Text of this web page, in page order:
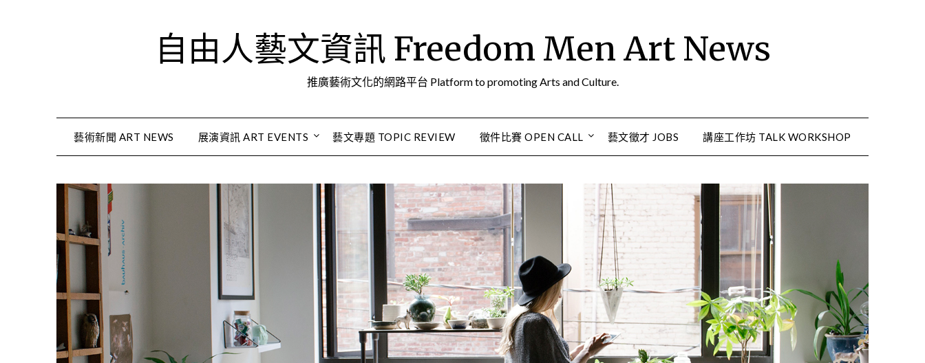
自由人藝文資訊 Freedom Men Art News
推廣藝術文化的網路平台 Platform to promoting Arts and Culture.
藝術新聞 ART NEWS 展演資訊 ART EVENTS 藝文專題 TOPIC REVIEW 徵件比賽 OPEN CALL 藝文徵才 JOBS 講座工作坊 TALK WORKSHOP